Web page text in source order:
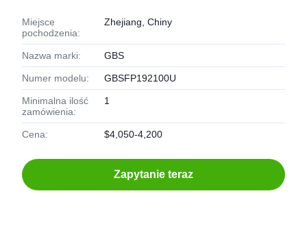
Miejsce
pochodzenia:
Zhejiang, Chiny
Nazwa marki: GBS
Numer modelu: GBSFP192100U
Minimalna ilość
zamówienia:
1
Cena: $4,050-4,200
Zapytanie teraz